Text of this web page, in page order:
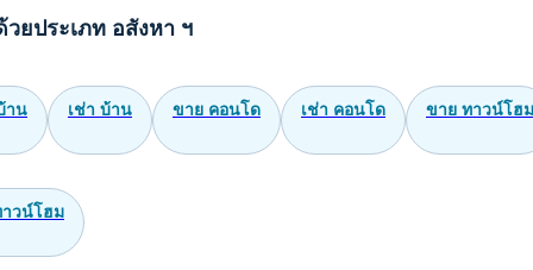
ยประเภท อสังหา ฯ
าน เช่า บ้าน ขาย คอนโด เช่า คอนโด ขาย ทาวน์โฮม
าวน์โฮม